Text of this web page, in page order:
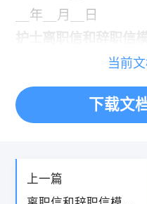
__年__月__日
护士离职信和辞职信模
«
当前
下载文
上一篇